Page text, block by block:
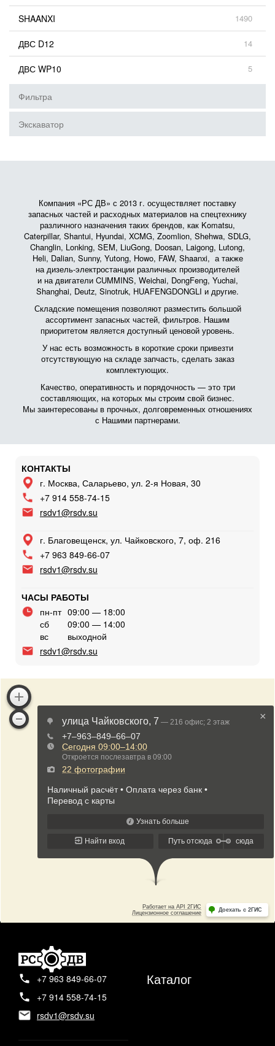
SHAANXI 1490
ДВС D12 14
ДВС WP10 5
Фильтра
Экскаватор
Компания «РС ДВ» с 2013 г. осуществляет поставку
запасных частей и расходных материалов на спецтехнику
различного назначения таких брендов, как Komatsu,
Caterpillar, Shantui, Hyundai, XCMG, Zoomlion, Shehwa, SDLG,
Changlin, Lonking, SEM, LiuGong, Doosan, Laigong, Lutong,
Heli, Dalian, Sunny, Yutong, Howo, FAW, Shaanxi, а также
на дизель-электростанции различных производителей
и на двигатели CUMMINS, Weichai, DongFeng, Yuchai,
Shanghai, Deutz, Sinotruk, HUAFENGDONGLI и другие.
Складские помещения позволяют разместить большой
ассортимент запасных частей, фильтров. Нашим
приоритетом является доступный ценовой уровень.
У нас есть возможность в короткие сроки привезти
отсутствующую на складе запчасть, сделать заказ
комплектующих.
Качество, оперативность и порядочность — это три
составляющих, на которых мы строим свой бизнес.
Мы заинтересованы в прочных, долговременных отношениях
с Нашими партнерами.
КОНТАКТЫ
г. Москва, Саларьево, ул. 2-я Новая, 30
+7 914 558-74-15
rsdv1@rsdv.su
г. Благовещенск, ул. Чайковского, 7, оф. 216
+7 963 849-66-07
rsdv1@rsdv.su
ЧАСЫ РАБОТЫ
пн-пт 09:00 — 18:00
сб
09:00 — 14:00
вс
выходной
rsdv1@rsdv.su
+7 963 849-66-07
+7 914 558-74-15
rsdv1@rsdv.su
Каталог